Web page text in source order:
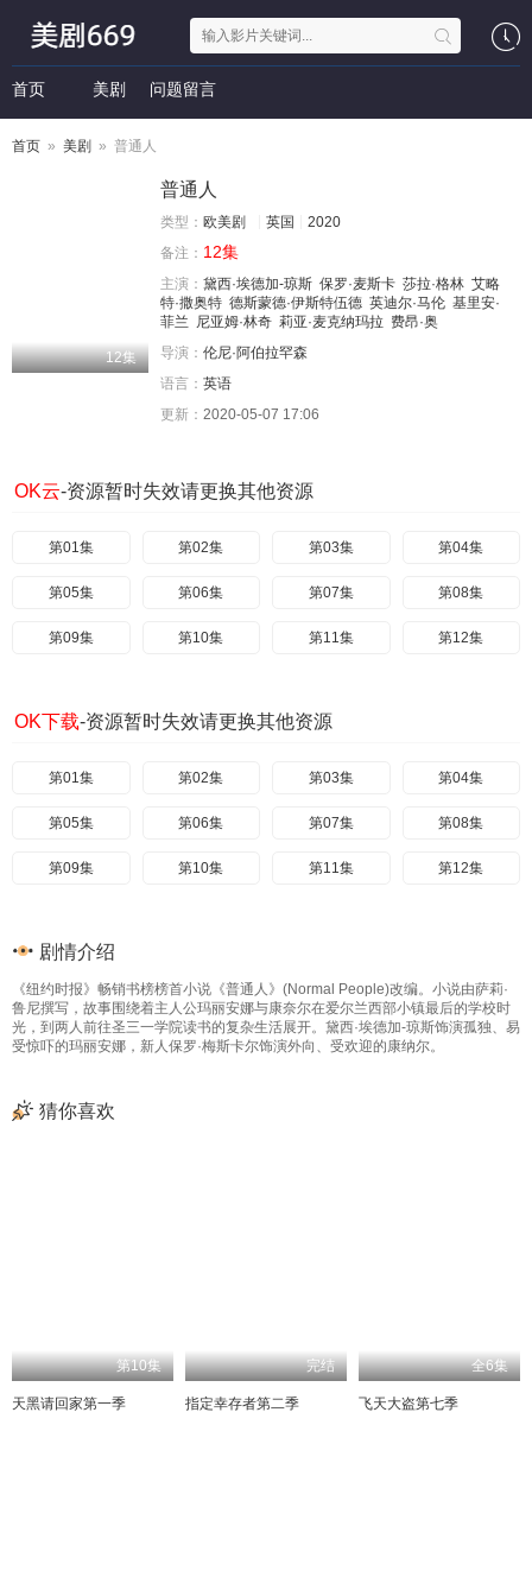
首页 美剧 问题留言
首页 » 美剧 » 普通人
12集
普通人
类型： 欧美剧 英国
2020
备注： 12集
主演： 黛西·埃德加-琼斯 保罗·麦斯卡 莎拉·格林 艾略
特·撒奥特 德斯蒙德·伊斯特伍德 英迪尔·马伦 基里安·
菲兰 尼亚姆·林奇 莉亚·麦克纳玛拉 费昂·奥
导演： 伦尼·阿伯拉罕森
语言： 英语
更新： 2020-05-07 17:06
OK云-资源暂时失效请更换其他资源
第01集 第02集 第03集 第04集
第05集 第06集 第07集 第08集
第09集 第10集 第11集 第12集
OK下载-资源暂时失效请更换其他资源
第01集 第02集 第03集 第04集
第05集 第06集 第07集 第08集
第09集 第10集 第11集 第12集
剧情介绍
《纽约时报》畅销书榜榜首小说《普通人》(Normal People)改编。小说由萨莉·
鲁尼撰写，故事围绕着主人公玛丽安娜与康奈尔在爱尔兰西部小镇最后的学校时
光，到两人前往圣三一学院读书的复杂生活展开。黛西·埃德加-琼斯饰演孤独、易
受惊吓的玛丽安娜，新人保罗·梅斯卡尔饰演外向、受欢迎的康纳尔。
猜你喜欢
第10集
天黑请回家第一季
完结
指定幸存者第二季
全6集
飞天大盗第七季